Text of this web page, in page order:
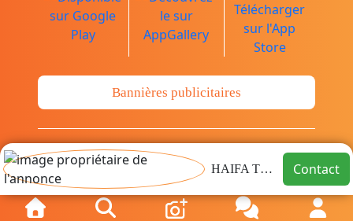
HAIFA TMS Contact
Bannières publicitaires
© Copyright 2014-2026 Cava.tn Limited Tous
les droits sont réservés.